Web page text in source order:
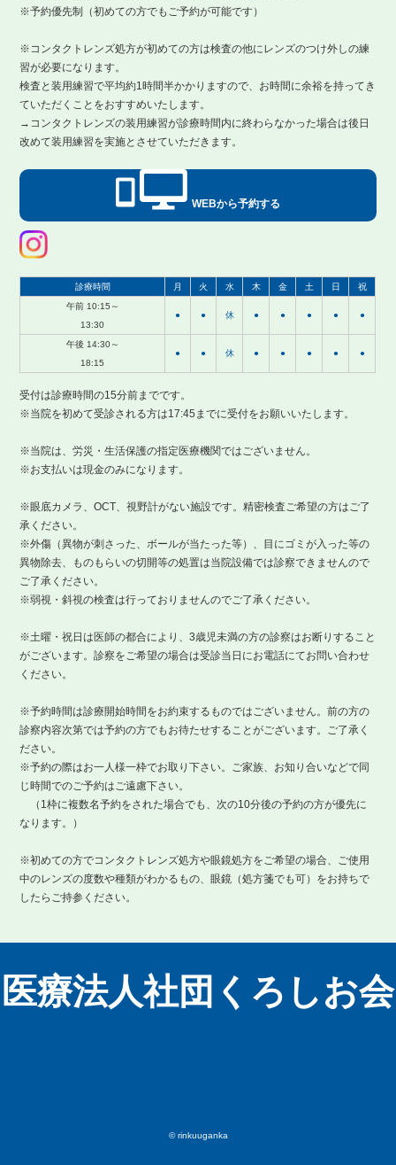
※予約優先制（初めての方でもご予約が可能です）
※コンタクトレンズ処方が初めての方は検査の他にレンズのつけ外しの練
習が必要になります。
検査と装用練習で平均約1時間半かかりますので、お時間に余裕を持ってき
ていただくことをおすすめいたします。
→コンタクトレンズの装用練習が診療時間内に終わらなかった場合は後日
改めて装用練習を実施とさせていただきます。
WEBから予約する
診療時間 月 火 水 木 金 土 日
祝
午前 10:15～
13:30
● ● 休 ● ● ● ● ●
午後 14:30～
18:15
● ● 休 ● ● ● ● ●
受付は診療時間の15分前までです。
※当院を初めて受診される方は17:45までに受付をお願いいたします。
※当院は、労災・生活保護の指定医療機関ではございません。
※お支払いは現金のみになります。
※眼底カメラ、OCT、視野計がない施設です。精密検査ご希望の方はご了
承ください。
※外傷（異物が刺さった、ボールが当たった等）、目にゴミが入った等の
異物除去、ものもらいの切開等の処置は当院設備では診察できませんので
ご了承ください。
※弱視・斜視の検査は行っておりませんのでご了承ください。
※土曜・祝日は医師の都合により、3歳児未満の方の診察はお断りすること
がございます。診察をご希望の場合は受診当日にお電話にてお問い合わせ
ください。
※予約時間は診療開始時間をお約束するものではございません。前の方の
診察内容次第では予約の方でもお待たせすることがございます。ご了承く
ださい。
※予約の際はお一人様一枠でお取り下さい。ご家族、お知り合いなどで同
じ時間でのご予約はご遠慮下さい。
（1枠に複数名予約をされた場合でも、次の10分後の予約の方が優先に
なります。）
※初めての方でコンタクトレンズ処方や眼鏡処方をご希望の場合、ご使用
中のレンズの度数や種類がわかるもの、眼鏡（処方箋でも可）をお持ちで
したらご持参ください。
医療法人社団くろしお会
© rinkuuganka